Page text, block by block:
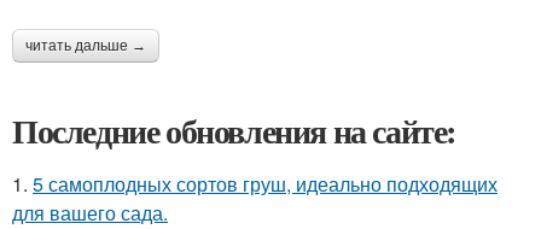
читать дальше →
Последние обновления на сайте:
1. 5 самоплодных сортов груш, идеально подходящих
для вашего сада.